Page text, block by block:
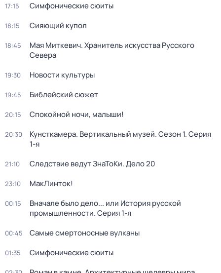
17:15 Симфонические сюиты
18:15 Сияющий купол
18:45
Мая Миткевич. Хранитель искусства Русского
Севера
19:30 Новости культуры
19:45 Библейский сюжет
20:15 Спокойной ночи, малыши!
20:30 Кунсткамера. Вертикальный музей. Сезон 1. Серия
1-я
21:10 Следствие ведут ЗнаТоКи. Дело 20
23:10 МакЛинток!
00:15
Вначале было дело... или История русской
промышленности. Серия 1-я
00:45 Самые смертоносные вулканы
01:35 Симфонические сюиты